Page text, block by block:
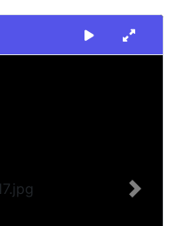
Next